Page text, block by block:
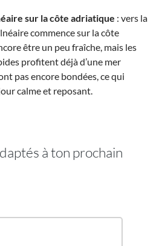
sur la côte adriatique : vers la
commence sur la côte
être un peu fraîche, mais les
profitent déjà d’une mer
pas encore bondées, ce qui
calme et reposant.
à ton prochain